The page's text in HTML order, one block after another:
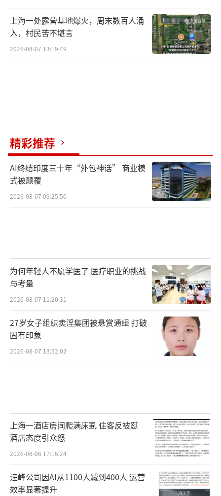
上海一处露营基地爆火，周末数百人涌
入，村民苦不堪言
2026-08-07 13:19:49
精彩推荐
AI终结印度三十年“外包神话” 商业模
式被颠覆
2026-08-07 09:25:50
为何年轻人不愿学医了 医疗职业的挑战
与考量
2026-08-07 11:20:31
27岁女子组织卖淫集团被悬赏通缉 打破
固有印象
2026-08-07 13:52:02
上海一酒店房间爬满床虱 住客反被怼
酒店态度引众怒
2026-08-06 17:16:24
汪峰公司因AI从1100人减到400人 运营
效率显著提升